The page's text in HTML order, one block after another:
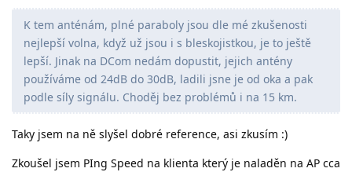
K tem anténám, plné paraboly jsou dle mé zkušenosti
nejlepší volna, když už jsou i s bleskojistkou, je to ještě
lepší. Jinak na DCom nedám dopustit, jejich antény
používáme od 24dB do 30dB, ladili jsne je od oka a pak
podle síly signálu. Choděj bez problémů i na 15 km.
Taky jsem na ně slyšel dobré reference, asi zkusím :)
Zkoušel jsem PIng Speed na klienta který je naladěn na AP cca